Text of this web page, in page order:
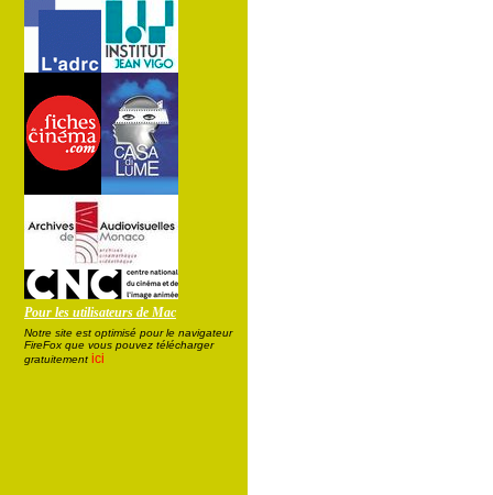
Pour les utilisateurs de Mac
Notre site est optimisé pour le navigateur
FireFox que vous pouvez télécharger
gratuitement ici